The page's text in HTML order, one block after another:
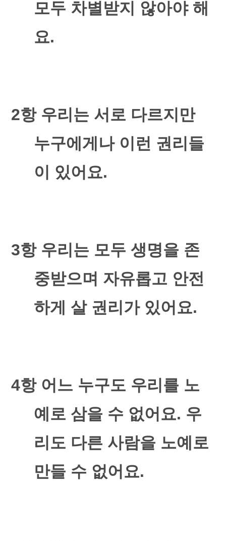
모두 차별받지 않아야 해
요.
2항 우리는 서로 다르지만
누구에게나 이런 권리들
이 있어요.
3항 우리는 모두 생명을 존
중받으며 자유롭고 안전
하게 살 권리가 있어요.
4항 어느 누구도 우리를 노
예로 삼을 수 없어요. 우
리도 다른 사람을 노예로
만들 수 없어요.